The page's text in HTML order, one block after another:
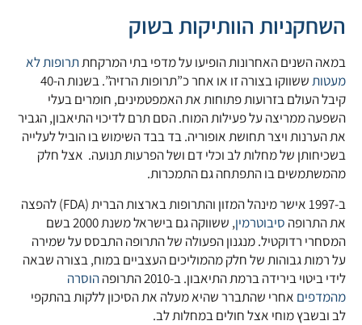
השחקניות הוותיקות בשוק
במאה השנים האחרונות הופיעו על מדפי בתי המרקחתתרופות לא
מעטות
ששווקו בצורה זו או אחר כ”תרופות הרזיה”. בשנות ה-40
קיבל העולם בזרועות פתוחות את האמפטמינים, חומרים בעלי
השפעה ממריצה על פעילות המוח. הסם תרם לדיכוי התיאבון, הגביר
את הערנות ויצר תחושת אופוריה. בד בבד השימוש בו הוביל לעלייה
בשכיחותן של מחלות לב וכלי דם ושל הפרעות תנועה. אצל חלק
מהמשתמשים בו התפתחה גם התמכרות.
ב-1997 אישר מינהל המזון והתרופות בארצות הברית (FDA) להפצה
את התרופה סיבוטרמין
, ששווקה גם בישראל משנת 2000 בשם
המסחרי רדוקטיל. מנגנון הפעולה של התרופה התבסס על שמירה
על רמות גבוהות של חלק מהמוליכים העצביים במוח, בצורה שבאה
לידי ביטוי בירידה ברמת התיאבון. ב-2010 התרופה
הוסרה
מהמדפים אחרי שהתברר שהיא מעלה את הסיכון ללקות בהתקפי
לב ובשבץ מוחי אצל חולים במחלות לב.